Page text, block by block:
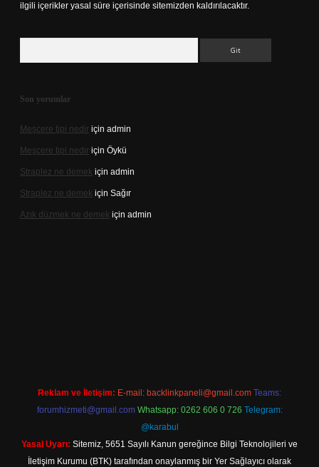
ilgili içerikler yasal süre içerisinde sitemizden kaldırılacaktır.
Son yorumlar
Meşcere tipi nedir için admin
Meşcere tipi nedir için Öykü
Straplez ne demek için admin
Straplez ne demek için Sağır
Azık düzmek ne demek için admin
Reklam ve İletişim: E-mail: backlinkpaneli@gmail.com Teams:
forumhizmeti@gmail.com Whatsapp: 0262 606 0 726 Telegram:
@karabul
Yasal Uyarı: Sitemiz, 5651 Sayılı Kanun gereğince Bilgi Teknolojileri ve
İletişim Kurumu (BTK) tarafından onaylanmış bir Yer Sağlayıcı olarak